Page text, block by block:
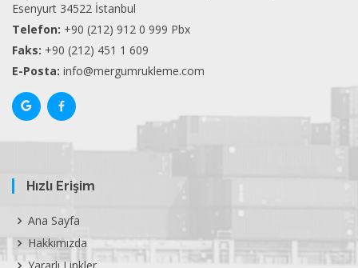
Esenyurt 34522 İstanbul
Telefon: +90 (212) 912 0 999 Pbx
Faks: +90 (212) 451 1 609
E-Posta: info@mergumrukleme.com
Hızlı Erişim
Ana Sayfa
Hakkımızda